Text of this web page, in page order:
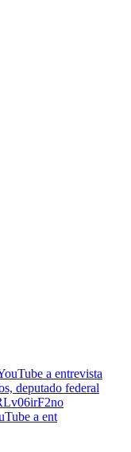
a ent